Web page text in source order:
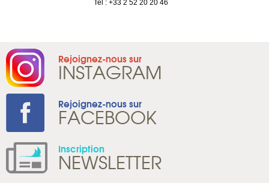
Tel : +33 2 52 20 20 46
Rejoignez-nous sur
INSTAGRAM
Rejoignez-nous sur
FACEBOOK
Inscription
NEWSLETTER